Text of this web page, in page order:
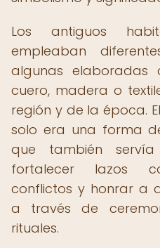
Los antiguos
empleaban
algunas elaboradas
cuero, madera o
región y de la época.
solo era una forma
que también
fortalecer lazos
conflictos y honrar a
a través de
rituales.